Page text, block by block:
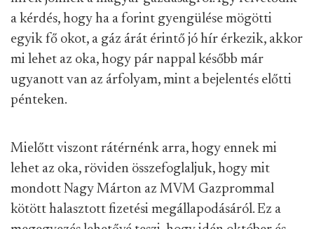
a kérdés, hogy ha a forint gyengülése mögötti
egyik fő okot, a gáz árát érintő jó hír érkezik, akkor
mi lehet az oka, hogy pár nappal később már
ugyanott van az árfolyam, mint a bejelentés előtti
pénteken.
Mielőtt viszont rátérnénk arra, hogy ennek mi
lehet az oka, röviden összefoglaljuk, hogy mit
mondott Nagy Márton az MVM Gazprommal
kötött halasztott fizetési megállapodásáról. Ez a